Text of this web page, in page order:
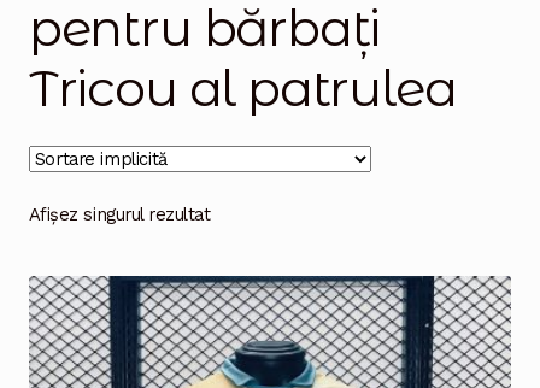
pentru bărbați
Tricou al patrulea
Afișez singurul rezultat